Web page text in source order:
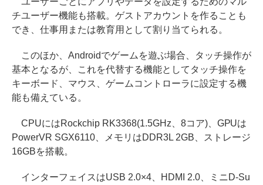
チユーザー機能も搭載。ゲストアカウントを作ることも
でき、仕事用または教育用として割り当てられる。
このほか、Androidでゲームを遊ぶ場合、タッチ操作が
基本となるが、これを代替する機能としてタッチ操作を
キーボード、マウス、ゲームコントローラに設定する機
能も備えている。
CPUにはRockchip RK3368(1.5GHz、8コア)、GPUは
PowerVR SGX6110、メモリはDDR3L 2GB、ストレージ
16GBを搭載。
インターフェイスはUSB 2.0×4、HDMI 2.0、ミニD-Su